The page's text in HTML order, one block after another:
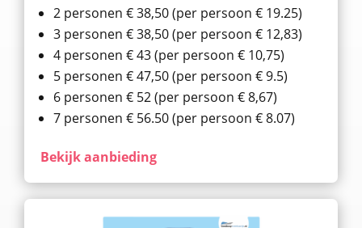
2 personen € 38,50 (per persoon € 19.25)
3 personen € 38,50 (per persoon € 12,83)
4 personen € 43 (per persoon € 10,75)
5 personen € 47,50 (per persoon € 9.5)
6 personen € 52 (per persoon € 8,67)
7 personen € 56.50 (per persoon € 8.07)
Bekijk aanbieding